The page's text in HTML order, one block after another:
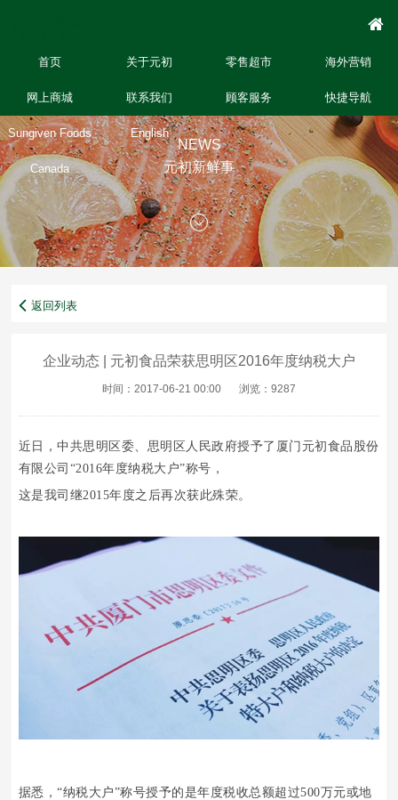
首页 关于元初 零售超市 海外营销
网上商城 联系我们 顾客服务 快捷导航
Sungiven Foods
Canada
English
NEWS
元初新鲜事
返回列表
企业动态 | 元初食品荣获思明区2016年度纳税大户
时间：2017-06-21 00:00 浏览：9287
近日，中共思明区委、思明区人民政府授予了厦门元初食品股份
有限公司“2016年度纳税大户”称号，
这是我司继2015年度之后再次获此殊荣。
据悉，“纳税大户”称号授予的是年度税收总额超过500万元或地